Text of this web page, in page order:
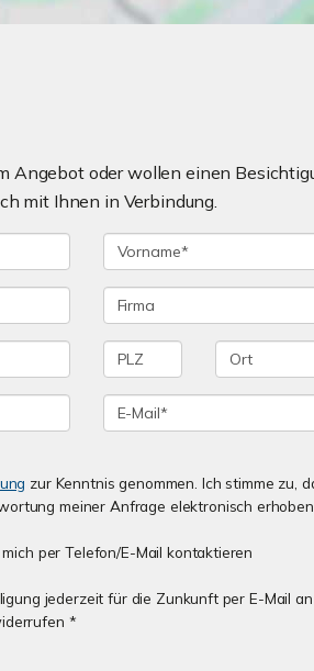
Angebot oder wollen einen
mit Ihnen in Verbindung.
zur Kenntnis genommen. Ich stimme zu,
meiner Anfrage elektronisch
per Telefon/E-Mail kontaktieren
jederzeit für die Zunkunft per E-Mail an
*